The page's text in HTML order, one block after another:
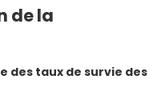
de la
des taux de survie des